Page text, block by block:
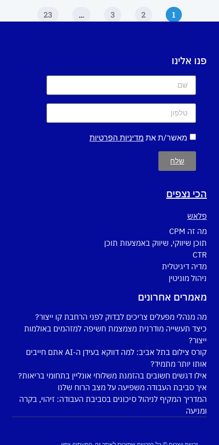
1
2
3
…
23
פנו אלינו
מאשר/ת את מדיניות הפרטיות
שלח
הכי נצפים
פלאש
מה זה CPM
תוכן שיווקי, שיווק באמצעות תוכן
CTR
מדיה דיגיטלית
ניהול מוניטין
מאמרים אחרונים
מה מנהלי מפעלים צריכים לבדוק לפני הרחבת קו ייצור?
כיצד תעשייה מודרנית מצמצמת חשיפה למזהמים באולמות
ייצור?
קורס צילום בתל אביב: למה דווקא בעידן ה-AI אתם חייבים
אותו יותר מתמיד?
אילו דגשים חשובים בהזמנת משלוחי אונליין בתחומי בריאות?
איך סביבת העבודה משפיעה על מצב הרוח שלנו
המדריך המקיף לניהול סיכונים בסביבת העבודה: זיהוי, בקרה
ומניעה